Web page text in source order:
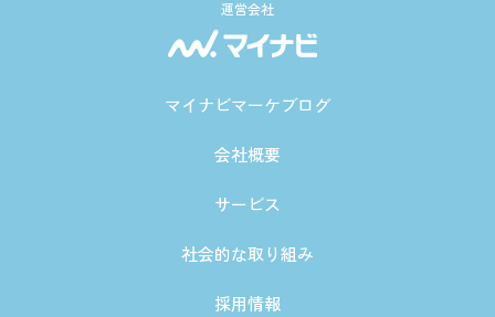
運営会社
マイナビマーケブログ
会社概要
サービス
社会的な取り組み
採用情報